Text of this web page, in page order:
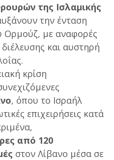
της Ισλαμικής
την ένταση
Ορμούζ, με αναφορές
και αυστηρή
κρίση
, όπου το Ισραήλ
επιχειρήσεις κατά
από 120
στον Λίβανο μέσα σε